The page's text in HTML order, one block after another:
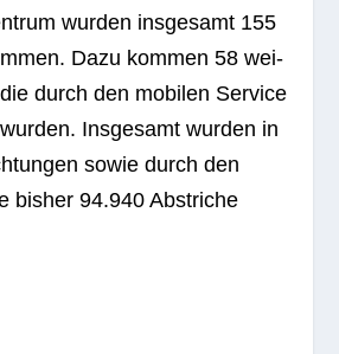
wur­den ins­ge­samt 155
Dazu kom­men 58 wei­
durch den mobi­len Ser­vice
Ins­ge­samt wur­den in
sowie durch den
bis­her 94.940 Abstri­che